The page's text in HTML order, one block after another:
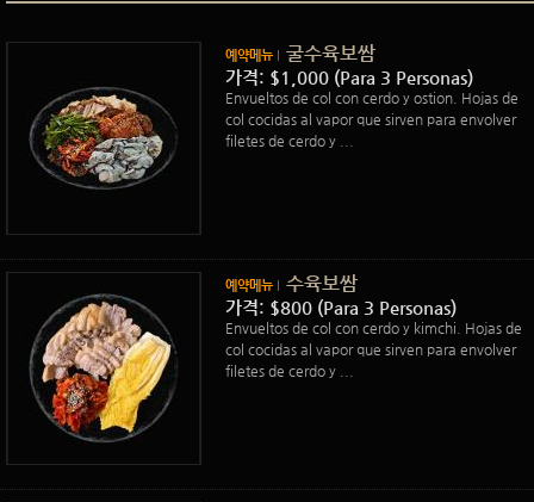
예약메뉴 굴수육보쌈
가격: $1,000 (Para 3 Personas)
Envueltos de col con cerdo y ostion. Hojas de
col cocidas al vapor que sirven para envolver
filetes de cerdo y ...
예약메뉴 수육보쌈
가격: $800 (Para 3 Personas)
Envueltos de col con cerdo y kimchi. Hojas de
col cocidas al vapor que sirven para envolver
filetes de cerdo y ...